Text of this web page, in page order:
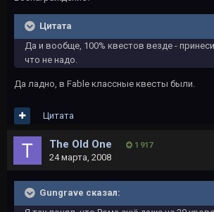
Цитата
Да и вообще, 100% квестов везде -
что не надо.
Да ладно, в Fable классные квесты были.
Цитата
The Old One 1 917
24 марта, 2008
Gungrave сказал: